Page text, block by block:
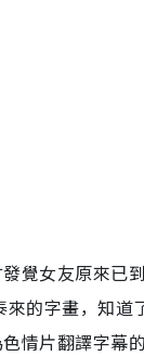
覺女友原來已
的字畫，知道
情片翻譯字幕